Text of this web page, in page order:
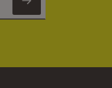
Newsletter